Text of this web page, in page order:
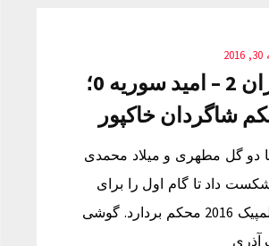
امید ایران 2 – امید سوریه 0؛
شاگردان خاکپور
با دو گل مطهری و میلاد محمدی
داد تا گام اول را برای
صعود به المپیک 2016 محکم بردارد. گوشی
آذری